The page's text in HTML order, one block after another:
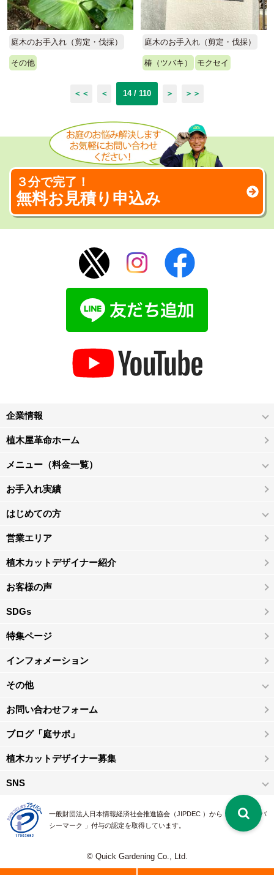
庭木のお手入れ（剪定・伐採）
その他
庭木のお手入れ（剪定・伐採）
椿（ツバキ） モクセイ
＜＜ ＜ 14 / 110 ＞ ＞＞
３分で完了！
無料お見積り申込み
企業情報
植木屋革命ホーム
メニュー（料金一覧）
お手入れ実績
はじめての方
営業エリア
植木カットデザイナー紹介
お客様の声
SDGs
特集ページ
インフォメーション
その他
お問い合わせフォーム
ブログ「庭サポ」
植木カットデザイナー募集
SNS
一般財団法人日本情報経済社会推進協会（JIPDEC ）から 、「 プライバ
シーマーク 」付与の認定を取得しています。
© Quick Gardening Co., Ltd.